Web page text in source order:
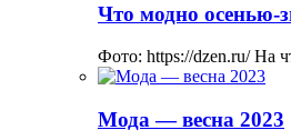
Что модно осенью-
Фото: https://dzen.ru/ На
Мода — весна 2023